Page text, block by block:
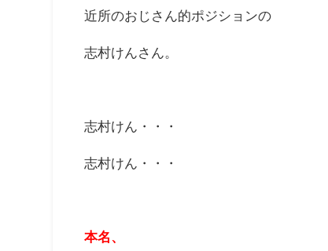
近所のおじさん的ポジションの
志村けんさん。
志村けん・・・
志村けん・・・
本名、